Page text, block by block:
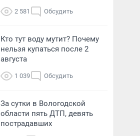
2 581 Обсудить
Кто тут воду мутит? Почему
нельзя купаться после 2
августа
1 039 Обсудить
За сутки в Вологодской
области пять ДТП, девять
пострадавших